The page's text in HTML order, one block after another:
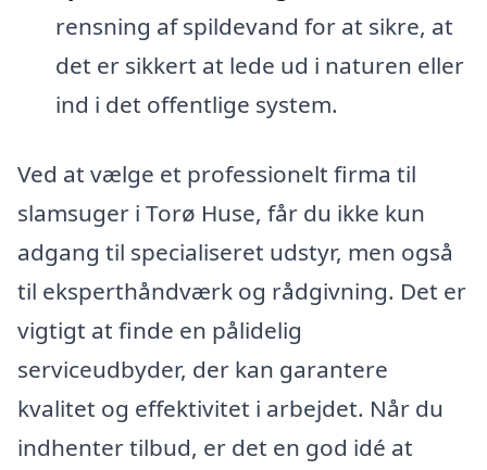
rensning af spildevand for at sikre, at
det er sikkert at lede ud i naturen eller
ind i det offentlige system.
Ved at vælge et professionelt firma til
slamsuger i Torø Huse, får du ikke kun
adgang til specialiseret udstyr, men også
til eksperthåndværk og rådgivning. Det er
vigtigt at finde en pålidelig
serviceudbyder, der kan garantere
kvalitet og effektivitet i arbejdet. Når du
indhenter tilbud, er det en god idé at